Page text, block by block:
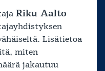
Riku Aalto
Lisätietoa
miten
jakautuu